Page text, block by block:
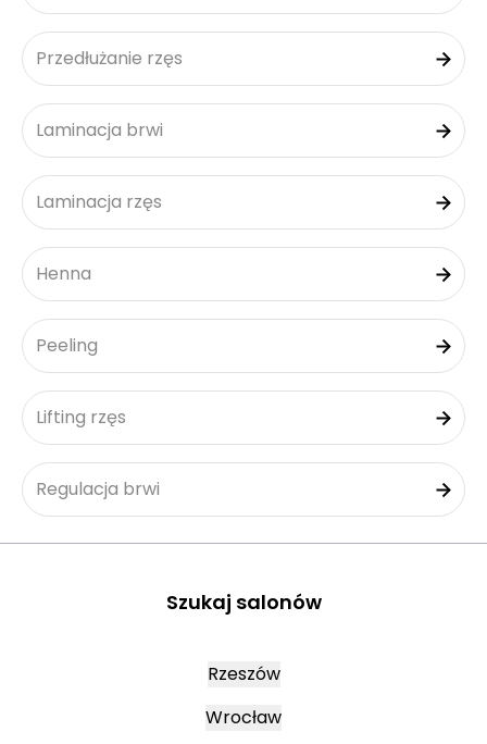
Przedłużanie rzęs
Laminacja brwi
Laminacja rzęs
Henna
Peeling
Lifting rzęs
Regulacja brwi
Szukaj salonów
Rzeszów
Wrocław